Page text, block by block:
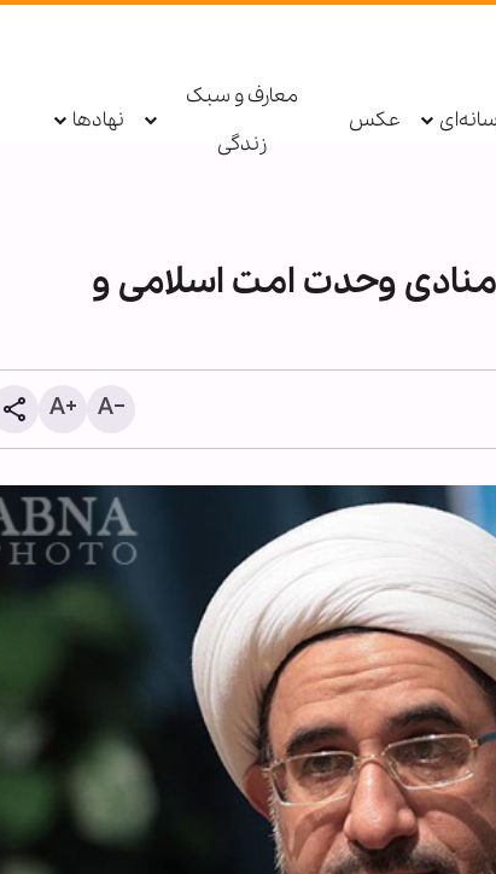
عکس
معارف و سبک
زندگی
نهادها
وحدت امت اسلامی و
اطعام روزانه ۱۰ هزار زائر در موکب
کرامت در ایام اربعین
کرامت انسانی؛ حلقه مفقوده
حقوق بشر معاصر